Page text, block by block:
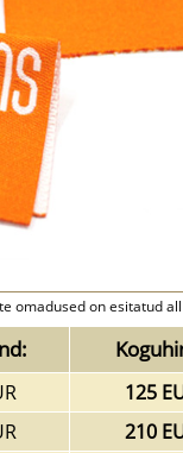
omadused on esitatud
125
210